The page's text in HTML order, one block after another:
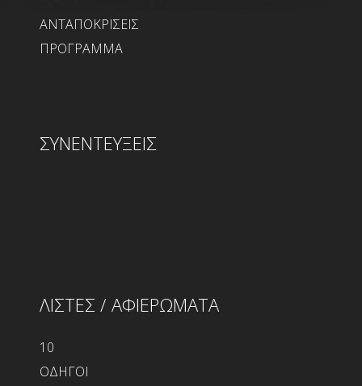
ΑΝΤΑΠΟΚΡΙΣΕΙΣ
ΠΡΟΓΡΑΜΜΑ
ΣΥΝΕΝΤΕΥΞΕΙΣ
ΛΙΣΤΕΣ / ΑΦΙΕΡΩΜΑΤΑ
10
ΟΔΗΓΟΙ